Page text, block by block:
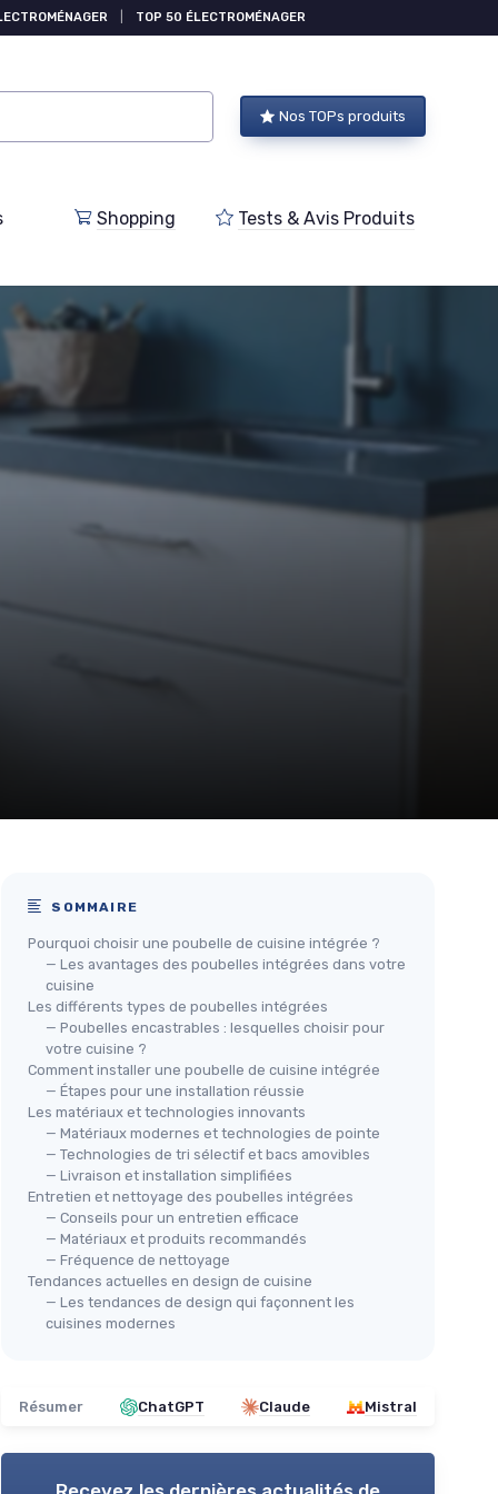
TOP 50 ÉLECTROMÉNAGER
Nos TOPs produits
Shopping Tests & Avis Produits
facile
Poubelle en plastique Acan
Tradineur 30L
＋
Légère
＋
Résistante
＋ Design pastel
＋ Couvercle basculant
SOMMAIRE
Pourquoi choisir une poubelle de cuisine intégrée ?
— Les avantages des poubelles intégrées dans votre
cuisine
Les différents types de poubelles intégrées
— Poubelles encastrables : lesquelles choisir pour
votre cuisine ?
Comment installer une poubelle de cuisine intégrée
— Étapes pour une installation réussie
Les matériaux et technologies innovants
— Matériaux modernes et technologies de pointe
— Technologies de tri sélectif et bacs amovibles
— Livraison et installation simplifiées
Entretien et nettoyage des poubelles intégrées
— Conseils pour un entretien efficace
— Matériaux et produits recommandés
— Fréquence de nettoyage
Tendances actuelles en design de cuisine
— Les tendances de design qui façonnent les
cuisines modernes
Résumer ChatGPT Claude Mistral